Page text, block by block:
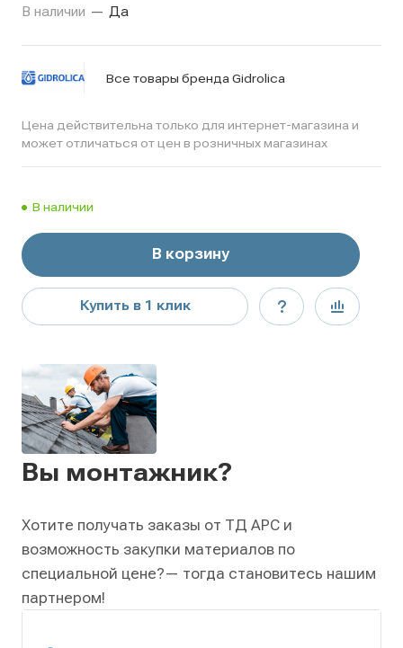
В наличии — Да
Все товары бренда Gidrolica
Цена действительна только для интернет-магазина и
может отличаться от цен в розничных магазинах
В наличии
В корзину
Купить в 1 клик
Вы монтажник?
Хотите получать заказы от ТД АРС и
возможность закупки материалов по
специальной цене?— тогда становитесь нашим
партнером!